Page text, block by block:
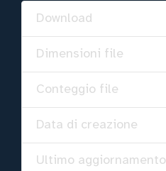
Download
Dimensioni file
Conteggio file
Data di creazione
Ultimo aggiornamento